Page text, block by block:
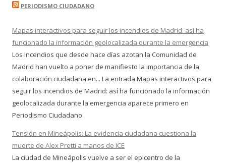
PERIODISMO CIUDADANO
Mapas interactivos para seguir los incendios de Madrid: así ha
funcionado la información geolocalizada durante la emergencia
Los incendios que desde hace días azotan la Comunidad de
Madrid han vuelto a poner de manifiesto la importancia de la
colaboración ciudadana en... La entrada Mapas interactivos para
seguir los incendios de Madrid: así ha funcionado la información
geolocalizada durante la emergencia aparece primero en
Periodismo Ciudadano.
Tensión en Mineápolis: La evidencia ciudadana cuestiona la
muerte de Alex Pretti a manos de ICE
La ciudad de Mineápolis vuelve a ser el epicentro de la